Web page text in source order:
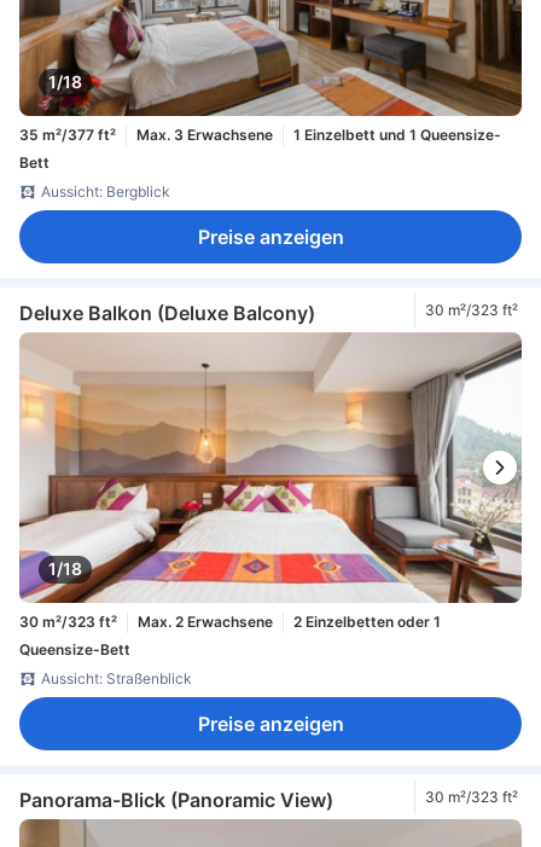
1/18
35 m²/377 ft² Max. 3 Erwachsene
1 Einzelbett und 1 Queensize-
Bett
Aussicht: Bergblick
Preise anzeigen
Deluxe Balkon (Deluxe Balcony) 30 m²/323 ft²
1/18
30 m²/323 ft² Max. 2 Erwachsene
2 Einzelbetten oder 1
Queensize-Bett
Aussicht: Straßenblick
Preise anzeigen
Panorama-Blick (Panoramic View) 30 m²/323 ft²